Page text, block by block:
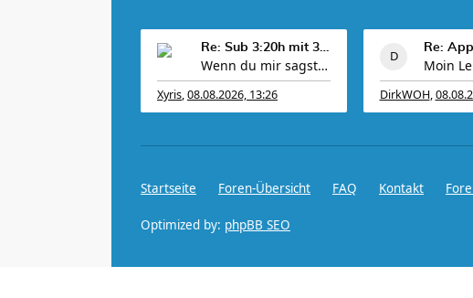
Re: Sub 3:20h mit 3-4 mal Training die Woche machb
Wenn du mir sagst wo aus welchen Plan du die her
Xyris,08.08.2026, 13:26 DirkWOH,
Startseite Foren-Übersicht FAQ Kontakt
Optimized by: phpBB SEO